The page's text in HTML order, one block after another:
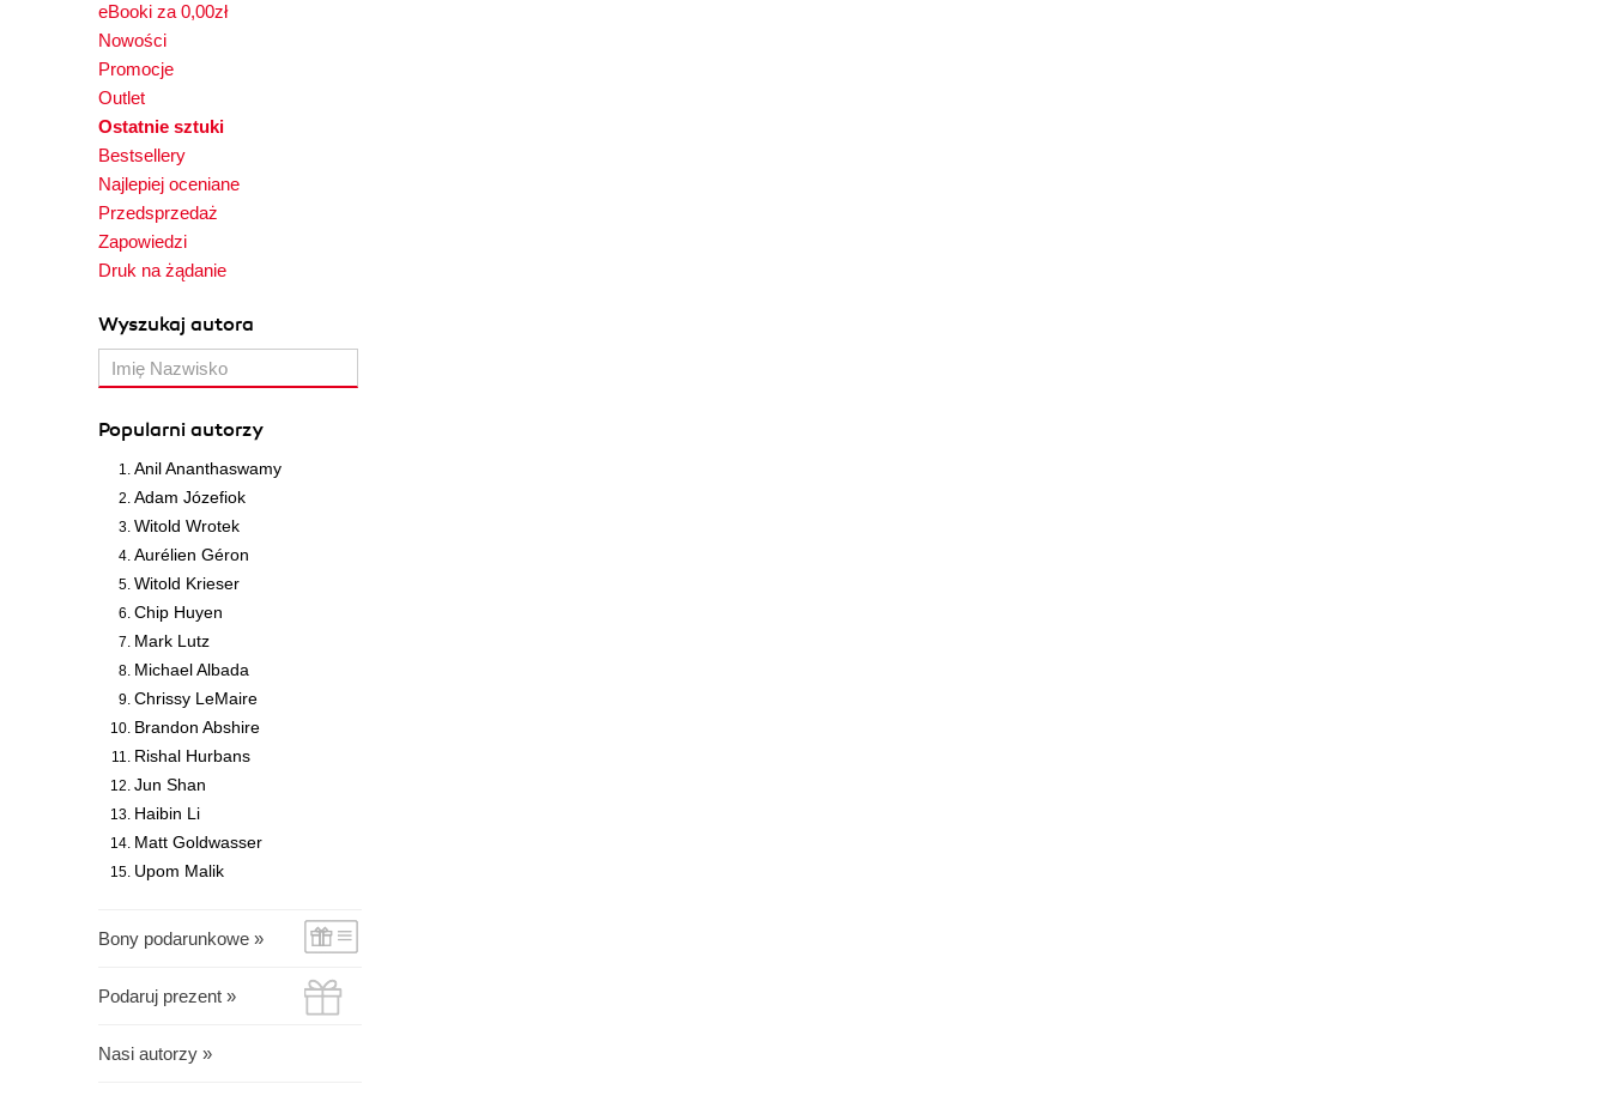
eBooki za 0,00zł
Nowości
Promocje
Outlet
Ostatnie sztuki
Bestsellery
Najlepiej oceniane
Przedsprzedaż
Zapowiedzi
Druk na żądanie
Wyszukaj autora
Popularni autorzy
Anil Ananthaswamy
Adam Józefiok
Witold Wrotek
Aurélien Géron
Witold Krieser
Chip Huyen
Mark Lutz
Michael Albada
Chrissy LeMaire
Brandon Abshire
Rishal Hurbans
Jun Shan
Haibin Li
Matt Goldwasser
Upom Malik
Bony podarunkowe »
Podaruj prezent »
Nasi autorzy »